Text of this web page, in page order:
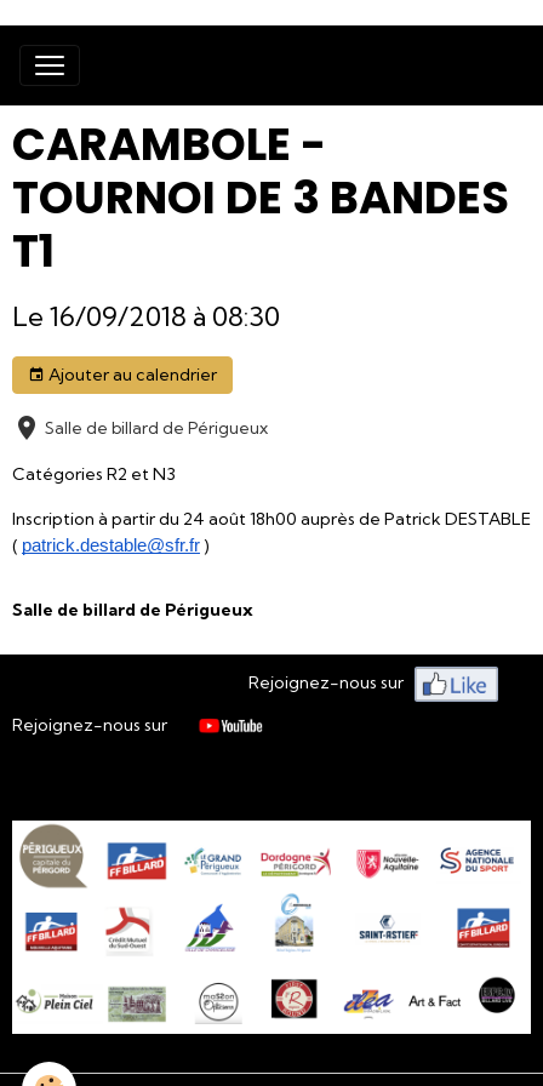
CARAMBOLE -
TOURNOI DE 3 BANDES
T1
Le 16/09/2018 à 08:30
Ajouter au calendrier
Salle de billard de Périgueux
Catégories R2 et N3
Inscription à partir du 24 août 18h00 auprès de Patrick DESTABLE
( patrick.destable@sfr.fr )
Salle de billard de Périgueux
Rejoignez-nous sur
Rejoignez-nous sur